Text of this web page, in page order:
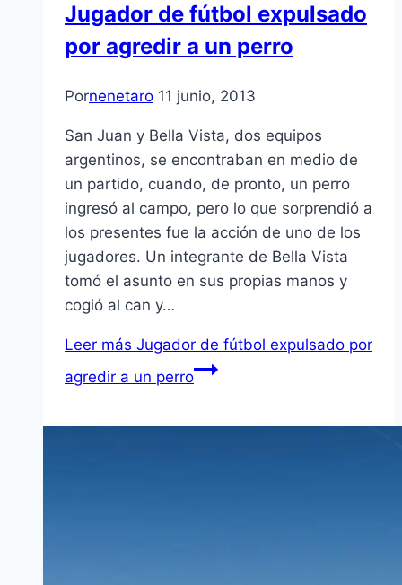
Jugador de fútbol expulsado
por agredir a un perro
Pornenetaro 11 junio, 2013
San Juan y Bella Vista, dos equipos
argentinos, se encontraban en medio de
un partido, cuando, de pronto, un perro
ingresó al campo, pero lo que sorprendió a
los presentes fue la acción de uno de los
jugadores. Un integrante de Bella Vista
tomó el asunto en sus propias manos y
cogió al can y…
Leer más Jugador de fútbol expulsado por
agredir a un perro